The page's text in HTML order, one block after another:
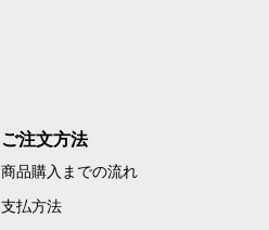
ご注文方法
商品購入までの流れ
支払方法